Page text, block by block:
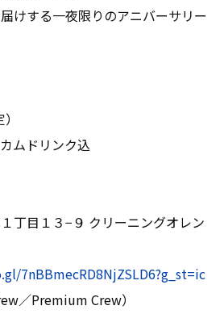
けする一夜限りのアニバーサリー
ムドリンク込
丁目１３−９ クリーニングオレン
7nBBmecRD8NjZSLD6?g_st=ic
／Premium Crew）